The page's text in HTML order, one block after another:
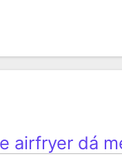
airfryer dá